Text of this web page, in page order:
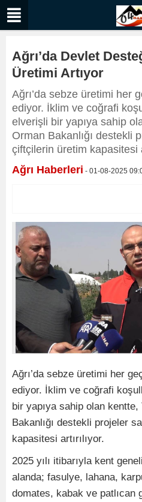
Ağrı’da Devlet
Üretimi Artıyor
Ağrı’da sebze üretimi her
ediyor. İklim ve coğrafi
elverişli bir yapıya sahip
Orman Bakanlığı destekli
çiftçilerin üretim kapasitesi
Ağrı Haberleri - 01-08-2025
Ağrı’da sebze üretimi her
ediyor. İklim ve coğrafi
bir yapıya sahip olan kentte,
Bakanlığı destekli projeler
kapasitesi artırılıyor.
2025 yılı itibarıyla kent
alanda; fasulye, lahana,
domates, kabak ve patlıcan